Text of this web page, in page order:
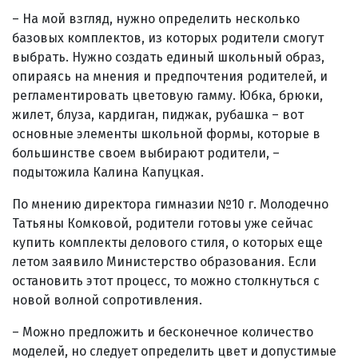
– На мой взгляд, нужно определить несколько
базовых комплектов, из которых родители смогут
выбрать. Нужно создать единый школьный образ,
опираясь на мнения и предпочтения родителей, и
регламентировать цветовую гамму. Юбка, брюки,
жилет, блуза, кардиган, пиджак, рубашка – вот
основные элементы школьной формы, которые в
большинстве своем выбирают родители, –
подытожила Калина Капуцкая.
По мнению директора гимназии №10 г. Молодечно
Татьяны Комковой, родители готовы уже сейчас
купить комплекты делового стиля, о которых еще
летом заявило Министерство образования. Если
остановить этот процесс, то можно столкнуться с
новой волной сопротивления.
– Можно предложить и бесконечное количество
моделей, но следует определить цвет и допустимые